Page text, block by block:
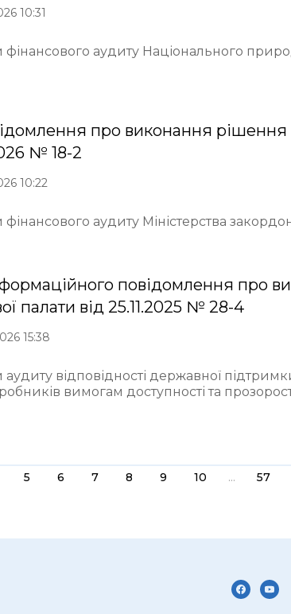
10:31
фінансового аудиту Національного
про виконання рішення
№ 18-2
10:22
фінансового аудиту Міністерства
повідомлення про
палати від 25.11.2025 № 28-4
15:38
аудиту відповідності державної
вимогам доступності та
5 6 7 8 9 10 ... 57